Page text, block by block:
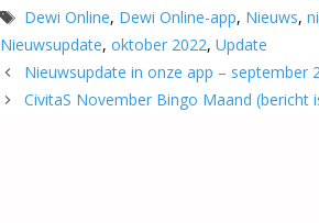
Tags
Dewi Online, Dewi Online-app, Nieuws,
Nieuwsupdate, oktober 2022, Update
Nieuwsupdate in onze app – september
CivitaS November Bingo Maand (bericht